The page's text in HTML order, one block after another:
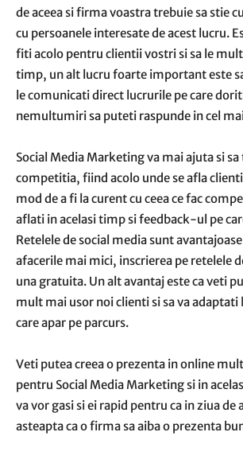
de aceea si firma voastra trebuie sa stie
cu persoanele interesate de acest lucru.
fiti acolo pentru clientii vostri si sa le
timp, un alt lucru foarte important este
le comunicati direct lucrurile pe care
nemultumiri sa puteti raspunde in cel
Social Media Marketing va mai ajuta si
competitia, fiind acolo unde se afla
mod de a fi la curent cu ceea ce fac
aflati in acelasi timp si feedback-ul pe
Retelele de social media sunt
afacerile mai mici, inscrierea pe retelele
una gratuita. Un alt avantaj este ca veti
mult mai usor noi clienti si sa va
care apar pe parcurs.
Veti putea creea o prezenta in online
pentru Social Media Marketing si in
va vor gasi si ei rapid pentru ca in ziua de
asteapta ca o firma sa aiba o prezenta